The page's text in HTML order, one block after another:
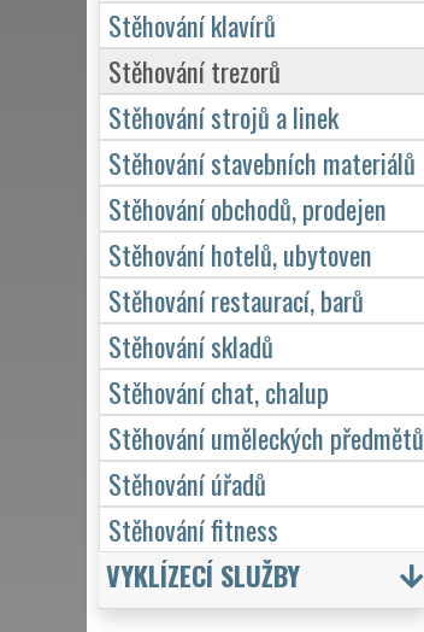
Stěhování klavírů
Stěhování trezorů
Stěhování strojů a linek
Stěhování stavebních materiálů
Stěhování obchodů, prodejen
Stěhování hotelů, ubytoven
Stěhování restaurací, barů
Stěhování skladů
Stěhování chat, chalup
Stěhování uměleckých předmětů
Stěhování úřadů
Stěhování fitness
VYKLÍZECÍ SLUŽBY